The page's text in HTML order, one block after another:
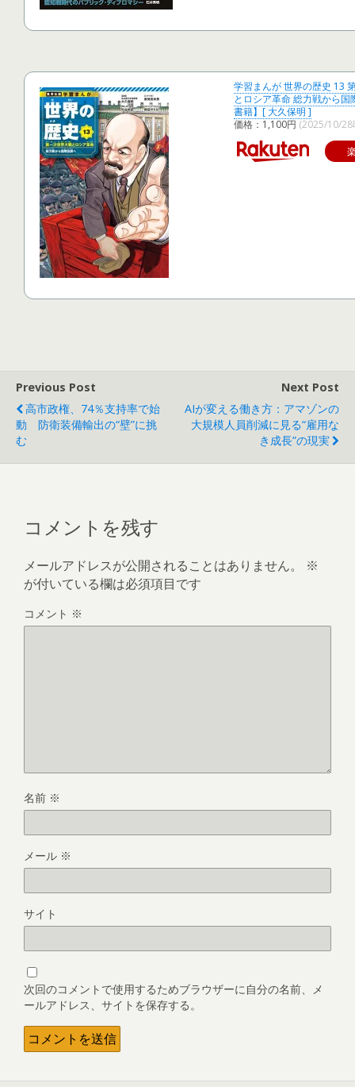
学習まんが 世界の歴史 13
とロシア革命 総力戦から国
書籍】[ 大久保明 ]
価格：1,100円 (2025/10/28
Previous Post
高市政権、74％支持率で始
動 防衛装備輸出の“壁”に挑
む
Next Post
AIが変える働き方：アマゾンの
大規模人員削減に見る“雇用な
き成長”の現実
コメントを残す
メールアドレスが公開されることはありません。
※
が付いている欄は必須項目です
コメント ※
名前 ※
メール ※
サイト
次回のコメントで使用するためブラウザーに自分の名前、メ
ールアドレス、サイトを保存する。